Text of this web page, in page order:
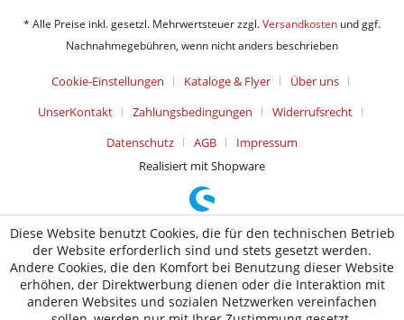
* Alle Preise inkl. gesetzl. Mehrwertsteuer zzgl.Versandkosten und ggf.
Nachnahmegebühren, wenn nicht anders beschrieben
Cookie-Einstellungen Kataloge & Flyer
Über uns
UnserKontakt
Zahlungsbedingungen
Widerrufsrecht
Datenschutz
AGB
Impressum
Realisiert mit Shopware
Diese Website benutzt Cookies, die für den technischen Betrieb
der Website erforderlich sind und stets gesetzt werden.
Andere Cookies, die den Komfort bei Benutzung dieser Website
erhöhen, der Direktwerbung dienen oder die Interaktion mit
anderen Websites und sozialen Netzwerken vereinfachen